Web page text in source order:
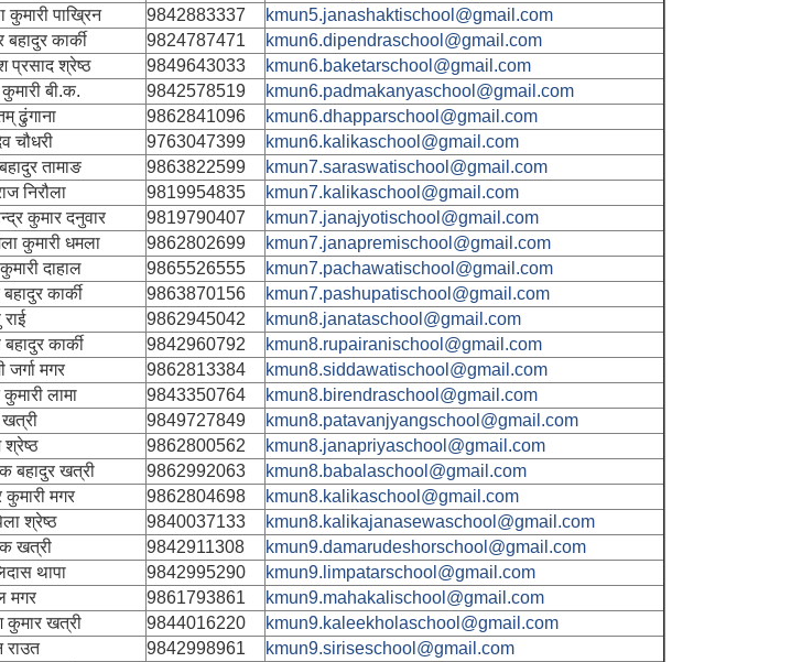
कुमारी पाख्रिन 9842883337
kmun5.janashaktischool@gmail.com
बहादुर कार्की 9824787471
kmun6.dipendraschool@gmail.com
प्रसाद श्रेष्ठ 9849643033
kmun6.baketarschool@gmail.com
बी.क. 9842578519
kmun6.padmakanyaschool@gmail.com
ढुंगाना 9862841096
kmun6.dhapparschool@gmail.com
चौधरी 9763047399
kmun6.kalikaschool@gmail.com
तामाङ 9863822599
kmun7.saraswatischool@gmail.com
निरौला 9819954835
kmun7.kalikaschool@gmail.com
कुमार दनुवार 9819790407
kmun7.janajyotischool@gmail.com
कुमारी धमला 9862802699
kmun7.janapremischool@gmail.com
दाहाल 9865526555
kmun7.pachawatischool@gmail.com
कार्की 9863870156
kmun7.pashupatischool@gmail.com
राई 9862945042
kmun8.janataschool@gmail.com
कार्की 9842960792
kmun8.rupairanischool@gmail.com
जर्गा मगर 9862813384
kmun8.siddawatischool@gmail.com
लामा 9843350764
kmun8.birendraschool@gmail.com
9849727849
kmun8.patavanjyangschool@gmail.com
9862800562
kmun8.janapriyaschool@gmail.com
बहादुर खत्री 9862992063
kmun8.babalaschool@gmail.com
मगर 9862804698
kmun8.kalikaschool@gmail.com
श्रेष्ठ 9840037133
kmun8.kalikajanasewaschool@gmail.com
खत्री 9842911308
kmun9.damarudeshorschool@gmail.com
थापा 9842995290
kmun9.limpatarschool@gmail.com
मगर 9861793861
kmun9.mahakalischool@gmail.com
कुमार खत्री 9844016220
kmun9.kaleekholaschool@gmail.com
राउत 9842998961
kmun9.siriseschool@gmail.com